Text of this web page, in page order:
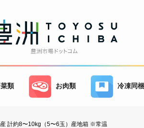
類 お肉類 冷凍同梱
産 計約8〜10kg（5〜6玉）産地箱 ※常温